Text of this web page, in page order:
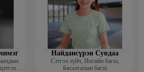
Найдансүрэн Сувдаа
Сэтгэл зүйч, Иогийн багш,
Бясалгалын багш